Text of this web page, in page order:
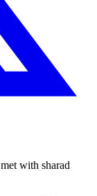
with sharad